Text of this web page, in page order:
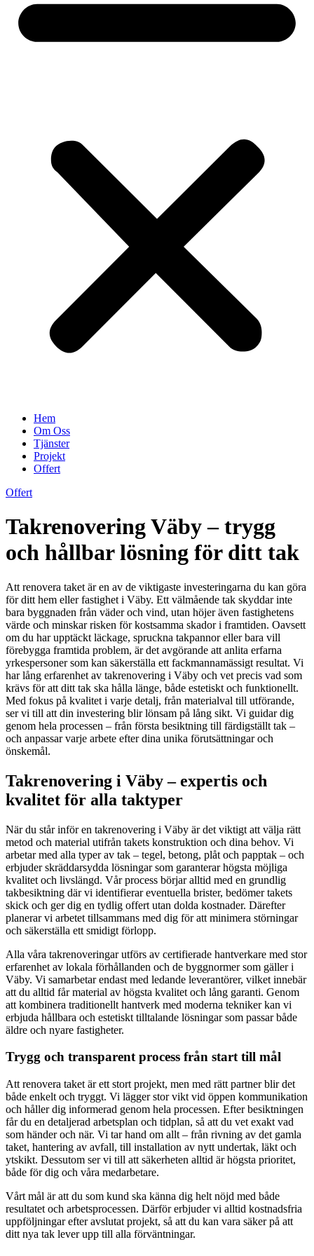
Hem
Om Oss
Tjänster
Projekt
Offert
Offert
Takrenovering Väby – trygg
och hållbar lösning för ditt tak
Att renovera taket är en av de viktigaste investeringarna du kan göra
för ditt hem eller fastighet i Väby. Ett välmående tak skyddar inte
bara byggnaden från väder och vind, utan höjer även fastighetens
värde och minskar risken för kostsamma skador i framtiden. Oavsett
om du har upptäckt läckage, spruckna takpannor eller bara vill
förebygga framtida problem, är det avgörande att anlita erfarna
yrkespersoner som kan säkerställa ett fackmannamässigt resultat. Vi
har lång erfarenhet av takrenovering i Väby och vet precis vad som
krävs för att ditt tak ska hålla länge, både estetiskt och funktionellt.
Med fokus på kvalitet i varje detalj, från materialval till utförande,
ser vi till att din investering blir lönsam på lång sikt. Vi guidar dig
genom hela processen – från första besiktning till färdigställt tak –
och anpassar varje arbete efter dina unika förutsättningar och
önskemål.
Takrenovering i Väby – expertis och
kvalitet för alla taktyper
När du står inför en takrenovering i Väby är det viktigt att välja rätt
metod och material utifrån takets konstruktion och dina behov. Vi
arbetar med alla typer av tak – tegel, betong, plåt och papptak – och
erbjuder skräddarsydda lösningar som garanterar högsta möjliga
kvalitet och livslängd. Vår process börjar alltid med en grundlig
takbesiktning där vi identifierar eventuella brister, bedömer takets
skick och ger dig en tydlig offert utan dolda kostnader. Därefter
planerar vi arbetet tillsammans med dig för att minimera störningar
och säkerställa ett smidigt förlopp.
Alla våra takrenoveringar utförs av certifierade hantverkare med stor
erfarenhet av lokala förhållanden och de byggnormer som gäller i
Väby. Vi samarbetar endast med ledande leverantörer, vilket innebär
att du alltid får material av högsta kvalitet och lång garanti. Genom
att kombinera traditionellt hantverk med moderna tekniker kan vi
erbjuda hållbara och estetiskt tilltalande lösningar som passar både
äldre och nyare fastigheter.
Trygg och transparent process från start till mål
Att renovera taket är ett stort projekt, men med rätt partner blir det
både enkelt och tryggt. Vi lägger stor vikt vid öppen kommunikation
och håller dig informerad genom hela processen. Efter besiktningen
får du en detaljerad arbetsplan och tidplan, så att du vet exakt vad
som händer och när. Vi tar hand om allt – från rivning av det gamla
taket, hantering av avfall, till installation av nytt undertak, läkt och
ytskikt. Dessutom ser vi till att säkerheten alltid är högsta prioritet,
både för dig och våra medarbetare.
Vårt mål är att du som kund ska känna dig helt nöjd med både
resultatet och arbetsprocessen. Därför erbjuder vi alltid kostnadsfria
uppföljningar efter avslutat projekt, så att du kan vara säker på att
ditt nya tak lever upp till alla förväntningar.